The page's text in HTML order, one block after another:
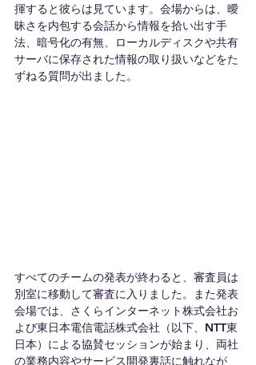
揮すると彼らは見ています。会場からは、曖
昧さを内包する会話から情報を拾い出す手
法、暗号化の有無、ローカルディスクや共有
サーバに保存された情報の取り扱いなどをた
ずねる質問が出ました。
すべてのチームの発表が終わると、審査員は
別室に移動して審査に入りました。また発表
会場では、さくらインターネット株式会社お
よび東日本電信電話株式会社（以下、NTT東
日本）による協賛セッションが始まり、両社
の業務内容やサービス開発裏話に触れなが